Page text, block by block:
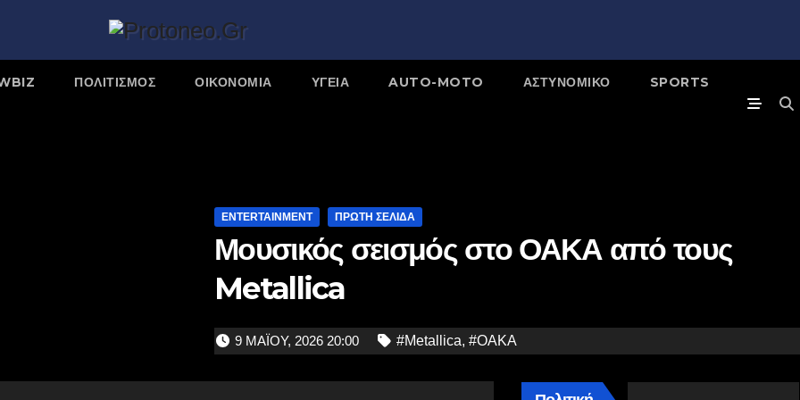
ΠΟΛΙΤΙΣΜΌΣ ΟΙΚΟΝΟΜΙΑ ΥΓΕΙΑ AUTO-MOTO ΑΣΤΥΝΟΜΙΚΌ SPORTS
ENTERTAINMENT ΠΡΩΤΗ ΣΕΛΙΔΑ
Μουσικός σεισμός στο ΟΑΚΑ από τους
Metallica
9 ΜΑΪ́ΟΥ, 2026 20:00 #Metallica, #ΟΑΚΑ